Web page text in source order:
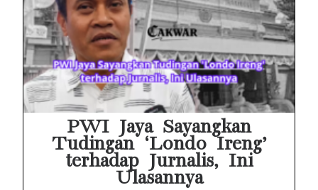
PWI Jaya Sayangkan
Tudingan ‘Londo Ireng’
terhadap Jurnalis, Ini
Ulasannya